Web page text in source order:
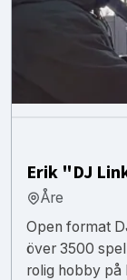
Erik "DJ
Åre
Open format
över 3500
rolig hobby på